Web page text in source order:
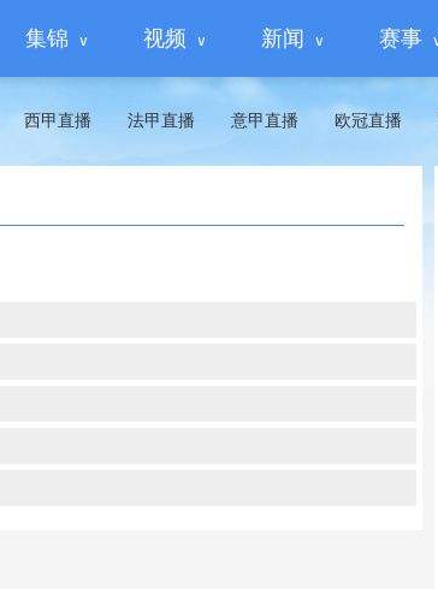
集锦 视频 新闻 赛事
西甲直播 法甲直播 意甲直播 欧冠直播